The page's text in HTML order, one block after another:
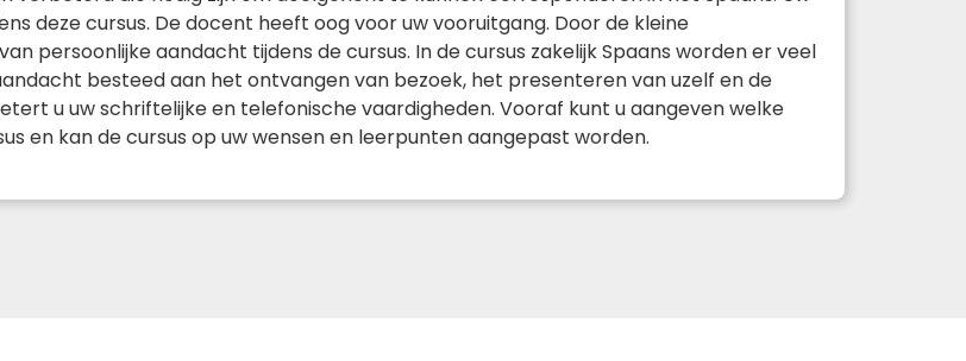
deze cursus. De docent heeft oog voor uw vooruitgang. Door de kleine
persoonlijke aandacht tijdens de cursus. In de cursus zakelijk Spaans worden er veel
besteed aan het ontvangen van bezoek, het presenteren van uzelf en de
u uw schriftelijke en telefonische vaardigheden. Vooraf kunt u aangeven welke
en kan de cursus op uw wensen en leerpunten aangepast worden.